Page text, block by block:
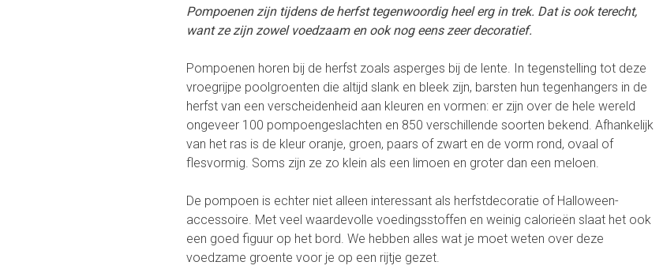
Pompoenen zijn tijdens de herfst tegenwoordig heel erg in trek. Dat is ook terecht,
want ze zijn zowel voedzaam en ook nog eens zeer decoratief.
Pompoenen horen bij de herfst zoals asperges bij de lente. In tegenstelling tot deze
vroegrijpe poolgroenten die altijd slank en bleek zijn, barsten hun tegenhangers in de
herfst van een verscheidenheid aan kleuren en vormen: er zijn over de hele wereld
ongeveer 100 pompoengeslachten en 850 verschillende soorten bekend. Afhankelijk
van het ras is de kleur oranje, groen, paars of zwart en de vorm rond, ovaal of
flesvormig. Soms zijn ze zo klein als een limoen en groter dan een meloen.
De pompoen is echter niet alleen interessant als herfstdecoratie of Halloween-
accessoire. Met veel waardevolle voedingsstoffen en weinig calorieën slaat het ook
een goed figuur op het bord. We hebben alles wat je moet weten over deze
voedzame groente voor je op een rijtje gezet.